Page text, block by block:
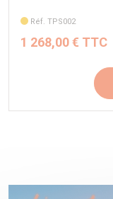
Réf. TPS002
1 268,00 € TTC